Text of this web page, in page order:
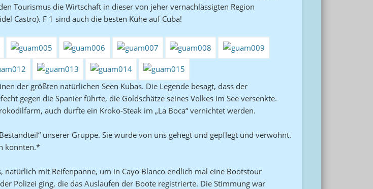
Tourismus die Wirtschaft in dieser von jeher vernachlässigten Region
Castro). F 1 sind auch die besten Kühe auf Cuba!
der größten natürlichen Seen Kubas. Die Legende besagt, dass der
gegen die Spanier führte, die Goldschätze seines Volkes im See versenkte.
auch durfte ein Kroko-Steak im „La Boca“ vernichtet werden.
unserer Gruppe. Sie wurde von uns gehegt und gepflegt und verwöhnt.
konnten.*
mit Reifenpanne, um in Cayo Blanco endlich mal eine Bootstour
Polizei ging, die das Auslaufen der Boote registrierte. Die Stimmung war